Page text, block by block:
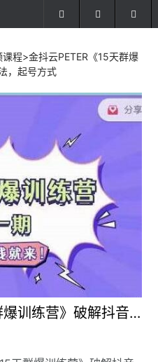
课程>金抖云PETER《15天群爆
，起号方式
金抖云PETER《15天群爆训练营》破解抖音玄学，群爆心法，起号方式